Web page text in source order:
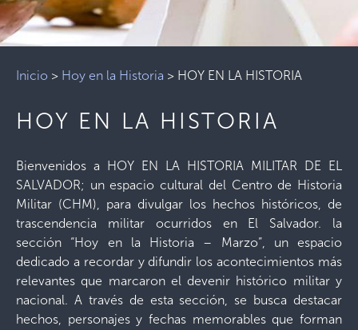
Inicio > Hoy en la Historia > HOY EN LA HISTORIA
HOY EN LA HISTORIA
Bienvenidos a HOY EN LA HISTORIA MILITAR DE EL
SALVADOR; un espacio cultural del Centro de Historia
Militar (CHM), para divulgar los hechos históricos, de
trascendencia militar ocurridos en El Salvador. la
sección “Hoy en la Historia – Marzo”, un espacio
dedicado a recordar y difundir los acontecimientos más
relevantes que marcaron el devenir histórico militar y
nacional. A través de esta sección, se busca destacar
hechos, personajes y fechas memorables que forman